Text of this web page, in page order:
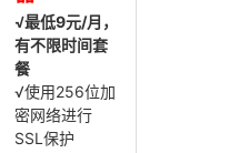
√最低9元/月，
有不限时间套
餐
√使用256位加
密网络进行
SSL保护